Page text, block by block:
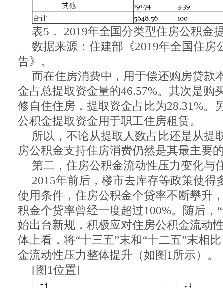
表5． 2019年全国分类型住房公积金
数据来源：住建部《2019年全国住房
告》。
而在住房消费中，用于偿还购房贷款
金占总提取资金量的46.57%。其次是购
修自住住房，提取资金占比为28.31%。
公积金提取资金用于职工住房租赁。
所以，不论从提取人数占比还是从提
房公积金支持住房消费仍然是其最主要
第二，住房公积金流动性压力变化与
2015年前后，楼市去库存等政策使得
使用条件，住房公积金个贷率不断攀升
积金个贷率曾经一度超过100%。随后，
始出台新规，积极应对住房公积金流动
体上看，将“十三五”末和“十二五”末相
金流动性压力整体提升（如图1所示）。
[图1位置]